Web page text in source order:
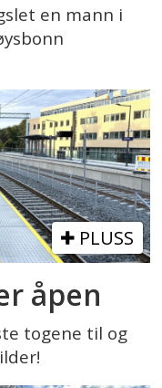
en mann i
PLUSS
åpen
togene til og